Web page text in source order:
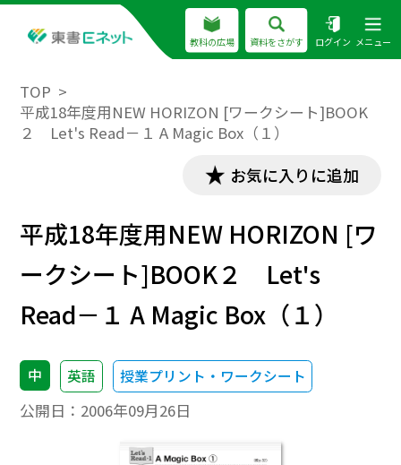
教科の広場 資料をさがす ログイン メニュー
TOP
平成18年度用NEW HORIZON [ワークシート]BOOK
２ Let's Read－１ A Magic Box（１）
お気に入りに追加
平成18年度用NEW HORIZON [ワ
ークシート]BOOK２ Let's
Read－１ A Magic Box（１）
中 英語 授業プリント・ワークシート
公開日： 2006年09月26日